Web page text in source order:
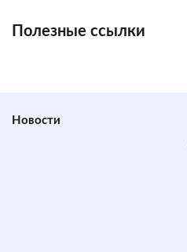
Полезные ссылки
Новости